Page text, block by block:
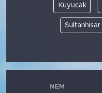
Kuyucak
Sultanhisar
NEM